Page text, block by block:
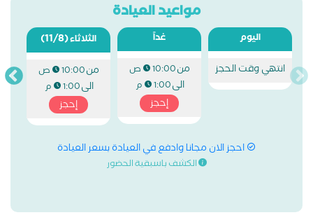
مواعيد العيادة
اليوم
انتهي وقت الحجز
غداً
من10:00 ص
الى1:00 م
إحجز
الثلاثاء(11/8)
من10:00 ص
الى1:00 م
إحجز
احجز الان مجانا وادفع في العيادة بسعر العيادة
الكشف باسبقية الحضور